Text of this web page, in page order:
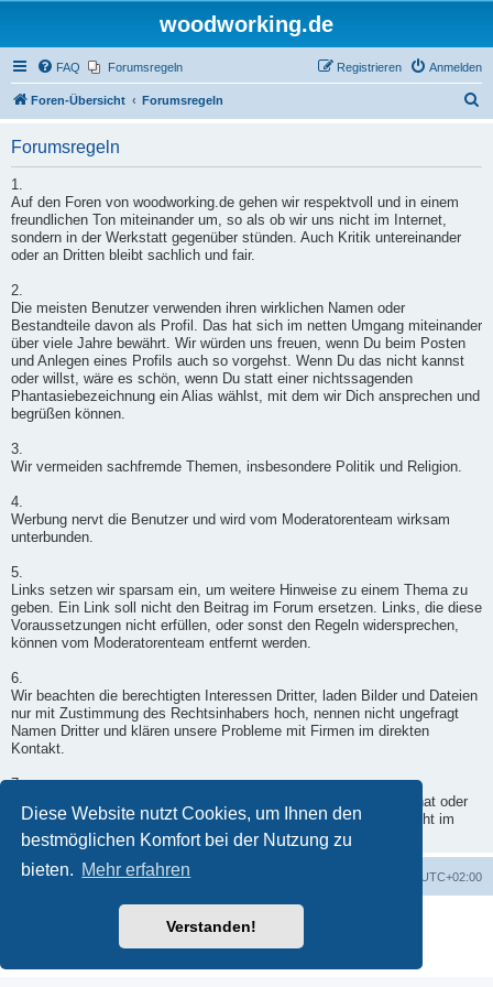
Diese Website nutzt Cookies, um Ihnen den
bestmöglichen Komfort bei der Nutzung zu
bieten. Mehr erfahren
Verstanden!
woodworking.de
FAQ Forumsregeln Anmelden
Registrieren
Foren-Übersicht Forumsregeln
Forumsregeln
1.
Auf den Foren von woodworking.de gehen wir respektvoll und in einem
freundlichen Ton miteinander um, so als ob wir uns nicht im Internet,
sondern in der Werkstatt gegenüber stünden. Auch Kritik untereinander
oder an Dritten bleibt sachlich und fair.
2.
Die meisten Benutzer verwenden ihren wirklichen Namen oder
Bestandteile davon als Profil. Das hat sich im netten Umgang miteinander
über viele Jahre bewährt. Wir würden uns freuen, wenn Du beim Posten
und Anlegen eines Profils auch so vorgehst. Wenn Du das nicht kannst
oder willst, wäre es schön, wenn Du statt einer nichtssagenden
Phantasiebezeichnung ein Alias wählst, mit dem wir Dich ansprechen und
begrüßen können.
3.
Wir vermeiden sachfremde Themen, insbesondere Politik und Religion.
4.
Werbung nervt die Benutzer und wird vom Moderatorenteam wirksam
unterbunden.
5.
Links setzen wir sparsam ein, um weitere Hinweise zu einem Thema zu
geben. Ein Link soll nicht den Beitrag im Forum ersetzen. Links, die diese
Voraussetzungen nicht erfüllen, oder sonst den Regeln widersprechen,
können vom Moderatorenteam entfernt werden.
6.
Wir beachten die berechtigten Interessen Dritter, laden Bilder und Dateien
nur mit Zustimmung des Rechtsinhabers hoch, nennen nicht ungefragt
Namen Dritter und klären unsere Probleme mit Firmen im direkten
Kontakt.
7.
Wenn ein Moderator doch einmal in Deinen Beitrag eingegriffen hat oder
er nicht freigegeben wurde, wende Dich per Kontaktformular - nicht im
Forum - an einen Moderator.
Foren-Übersicht UTC+02:00
Deutsche Übersetzung durch